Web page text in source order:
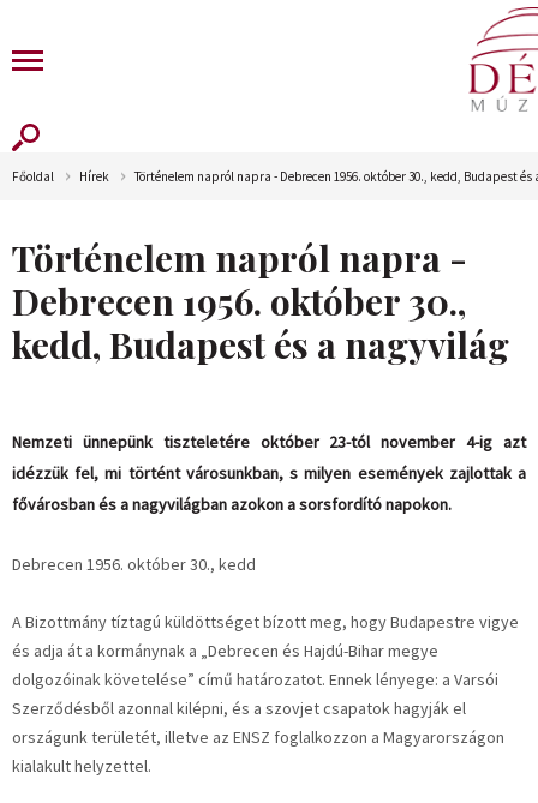
Főoldal Hírek Történelem napról napra - Debrecen 1956. október 30., kedd, Budapest és
Történelem napról napra -
Debrecen 1956. október 30.,
kedd, Budapest és a nagyvilág
Nemzeti ünnepünk tiszteletére október 23-tól november 4-ig azt
idézzük fel, mi történt városunkban, s milyen események zajlottak a
fővárosban és a nagyvilágban azokon a sorsfordító napokon.
Debrecen 1956. október 30., kedd
A Bizottmány tíztagú küldöttséget bízott meg, hogy Budapestre vigye
és adja át a kormánynak a „Debrecen és Hajdú-Bihar megye
dolgozóinak követelése” című határozatot. Ennek lényege: a Varsói
Szerződésből azonnal kilépni, és a szovjet csapatok hagyják el
országunk területét, illetve az ENSZ foglalkozzon a Magyarországon
kialakult helyzettel.